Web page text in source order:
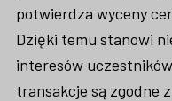
potwierdza wyceny
Dzięki temu stanowi
interesów
transakcje są zgodne